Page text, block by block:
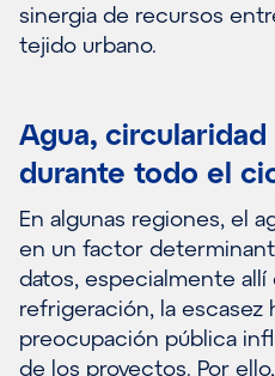
sinergia de recursos
tejido urbano.
Agua,
durante todo el
En algunas regiones, el
en un factor
datos, especialmente
refrigeración, la escasez
preocupación pública
de los proyectos. Por